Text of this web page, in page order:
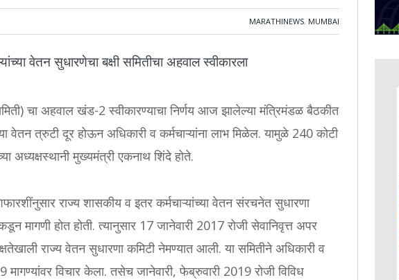
MARATHINEWS, MUMBAI
वेतन सुधारणेचा बक्षी समितीचा अहवाल स्वीकारला
चा अहवाल खंड-2 स्वीकारण्याचा निर्णय आज झालेल्या मंत्रिमंडळ बैठकीत
वेतन त्रुटी दूर होऊन अधिकारी व कर्मचाऱ्यांना लाभ मिळेल. यामुळे 240 कोटी
अध्यक्षस्थानी मुख्यमंत्री एकनाथ शिंदे होते.
राज्य शासकीय व इतर कर्मचाऱ्यांच्या वेतन संरचनेत सुधारणा
मागणी होत होती. त्यानुसार 17 जानेवारी 2017 रोजी सेवानिवृत्त अपर
राज्य वेतन सुधारणा कमिटी नेमण्यात आली. या समितीने अधिकारी व
विचार केला. तसेच जानेवारी, फेब्रुवारी 2019 रोजी विविध